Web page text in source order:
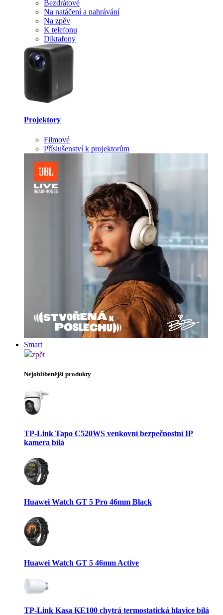
Bezdrátové
Na natáčení a nahrávání
Na zpěv
K telefonu
Diktafony
Projektory
Filmové
Příslušenství k projektorům
Smart
zpět
Nejoblíbenější produkty
TP-Link Tapo C520WS venkovní bezpečnostní IP
kamera bílá
Huawei Watch GT 5 Pro 46mm Black
Huawei Watch GT 5 46mm Active
TP-Link Kasa KE100 chytrá termostatická hlavice bílá